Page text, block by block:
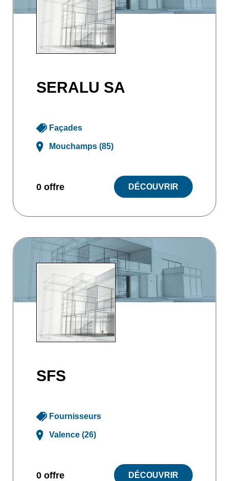
SERALU SA
Façades
Mouchamps (85)
0 offre DÉCOUVRIR
SFS
Fournisseurs
Valence (26)
0 offre DÉCOUVRIR